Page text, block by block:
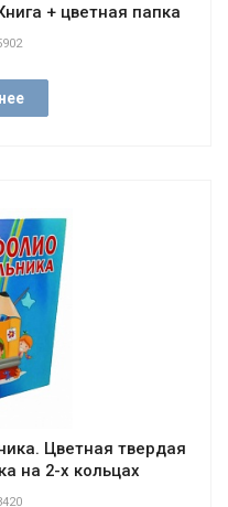
+ цветная папка
Цветная твердая
на 2-х кольцах